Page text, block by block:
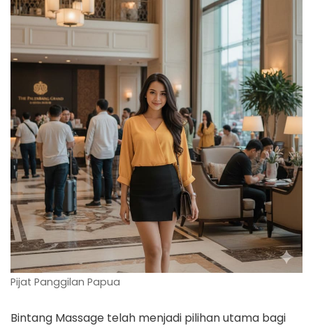
Pijat Panggilan Papua
Bintang Massage telah menjadi pilihan utama bagi